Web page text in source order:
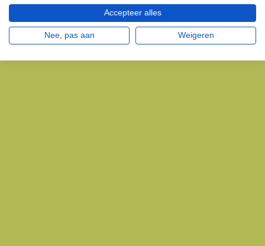
Accepteer alles
Nee, pas aan Weigeren